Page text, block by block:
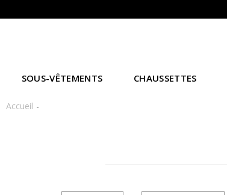
SOUS-VÊTEMENTS CHAUSSETTES
Accueil